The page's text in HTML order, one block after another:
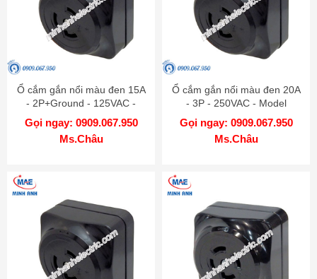
Ổ cắm gắn nổi màu đen 15A
- 2P+Ground - 125VAC -
Model WK2315K
Gọi ngay: 0909.067.950
Ms.Châu
Ổ cắm gắn nổi màu đen 20A
- 3P - 250VAC - Model
WK2320K
Gọi ngay: 0909.067.950
Ms.Châu